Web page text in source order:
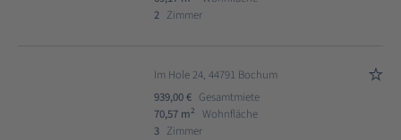
2 Zimmer
Im Hole 24, 44791 Bochum
939,00 € Gesamtmiete
70,57 m2
Wohnfläche
3 Zimmer